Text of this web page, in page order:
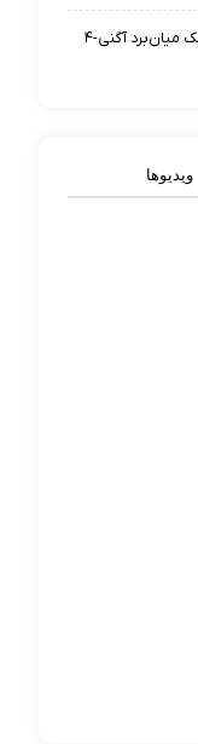
هند از آزمایش موفق موشک بالستیک میان‌برد آگنی-۴
ویدیوها